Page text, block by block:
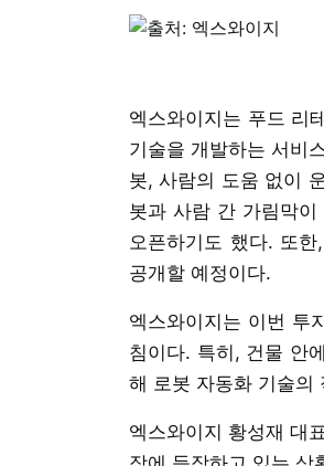
엑스와이지는 푸드 리
기술을 개발하는 서비
봇, 사람의 도움 없이
봇과 사람 간 가림막이
오픈하기도 했다. 또
공개할 예정이다.
엑스와이지는 이번 투
침이다. 특히, 건물 안
해 로봇 자동화 기술의
엑스와이지 황성재 대